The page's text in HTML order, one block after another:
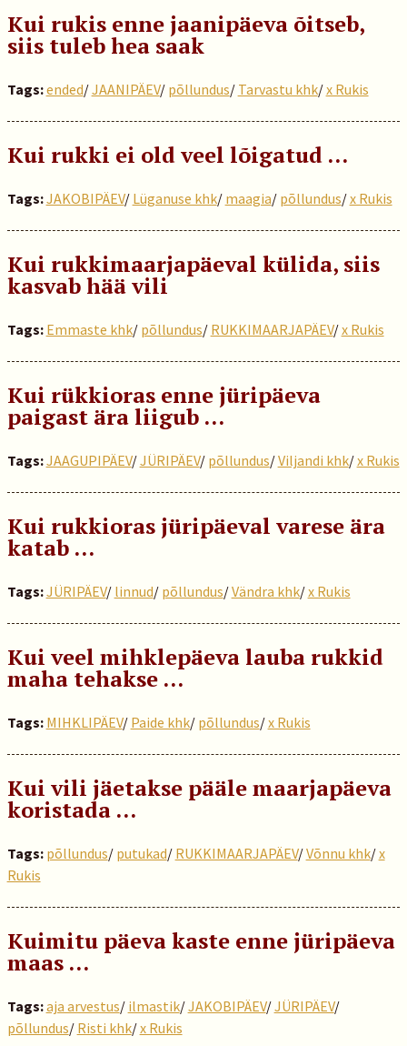
Kui rukis enne jaanipäeva õitseb,
siis tuleb hea saak
Tags:ended/JAANIPÄEV/ põllundus/ Tarvastu khk/x Rukis
Kui rukki ei old veel lõigatud …
Tags:JAKOBIPÄEV/ Lüganuse khk/ maagia/ põllundus/x Rukis
Kui rukkimaarjapäeval külida, siis
kasvab hää vili
Tags: Emmaste khk/ põllundus/ RUKKIMAARJAPÄEV/x Rukis
Kui rükkioras enne jüripäeva
paigast ära liigub …
Tags:JAAGUPIPÄEV/JÜRIPÄEV/ põllundus/Viljandi khk/x Rukis
Kui rukkioras jüripäeval varese ära
katab …
Tags:JÜRIPÄEV/ linnud/ põllundus/Vändra khk/x Rukis
Kui veel mihklepäeva lauba rukkid
maha tehakse …
Tags: MIHKLIPÄEV/ Paide khk/ põllundus/x Rukis
Kui vili jäetakse pääle maarjapäeva
koristada …
Tags: põllundus/ putukad/ RUKKIMAARJAPÄEV/Võnnu khk/x
Rukis
Kuimitu päeva kaste enne jüripäeva
maas …
Tags:aja arvestus/ ilmastik/JAKOBIPÄEV/JÜRIPÄEV/
põllundus/ Risti khk/x Rukis